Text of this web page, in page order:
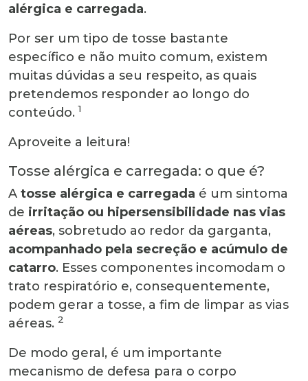
alérgica e carregada.
Por ser um tipo de tosse bastante
específico e não muito comum, existem
muitas dúvidas a seu respeito, as quais
pretendemos responder ao longo do
conteúdo. 1
Aproveite a leitura!
Tosse alérgica e carregada: o que é?
A tosse alérgica e carregada é um sintoma
de irritação ou hipersensibilidade nas vias
aéreas, sobretudo ao redor da garganta,
acompanhado pela secreção e acúmulo de
catarro. Esses componentes incomodam o
trato respiratório e, consequentemente,
podem gerar a tosse, a fim de limpar as vias
aéreas. 2
De modo geral, é um importante
mecanismo de defesa para o corpo